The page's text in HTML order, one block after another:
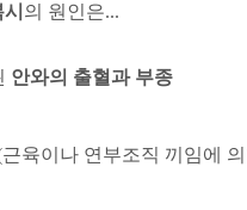
의 원인은...
안와의 출혈과 부종
육이나 연부조직 끼임에